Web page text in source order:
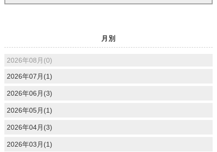
月別
2026年08月(0)
2026年07月(1)
2026年06月(3)
2026年05月(1)
2026年04月(3)
2026年03月(1)